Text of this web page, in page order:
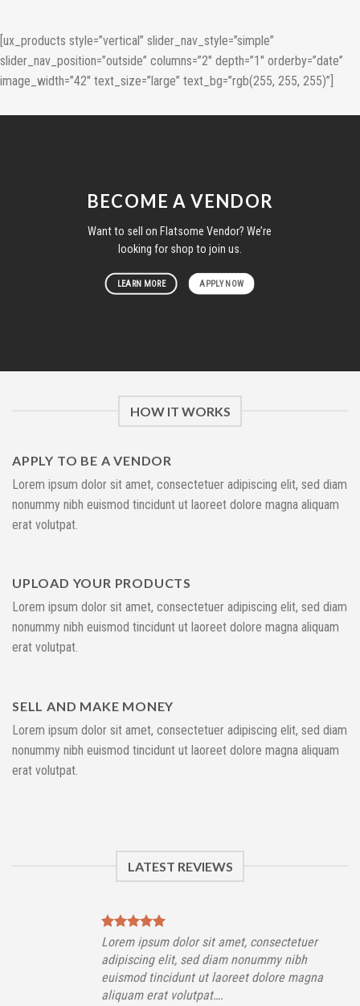
[ux_products style=”vertical” slider_nav_style=”simple”
slider_nav_position=”outside” columns=”2″ depth=”1″ orderby=”date”
image_width=”42″ text_size=”large” text_bg=”rgb(255, 255, 255)”]
BECOME A VENDOR
Want to sell on Flatsome Vendor? We’re
looking for shop to join us.
LEARN MORE APPLY NOW
HOW IT WORKS
APPLY TO BE A VENDOR
Lorem ipsum dolor sit amet, consectetuer adipiscing elit, sed diam
nonummy nibh euismod tincidunt ut laoreet dolore magna aliquam
erat volutpat.
UPLOAD YOUR PRODUCTS
Lorem ipsum dolor sit amet, consectetuer adipiscing elit, sed diam
nonummy nibh euismod tincidunt ut laoreet dolore magna aliquam
erat volutpat.
SELL AND MAKE MONEY
Lorem ipsum dolor sit amet, consectetuer adipiscing elit, sed diam
nonummy nibh euismod tincidunt ut laoreet dolore magna aliquam
erat volutpat.
LATEST REVIEWS
Lorem ipsum dolor sit amet, consectetuer
adipiscing elit, sed diam nonummy nibh
euismod tincidunt ut laoreet dolore magna
aliquam erat volutpat….